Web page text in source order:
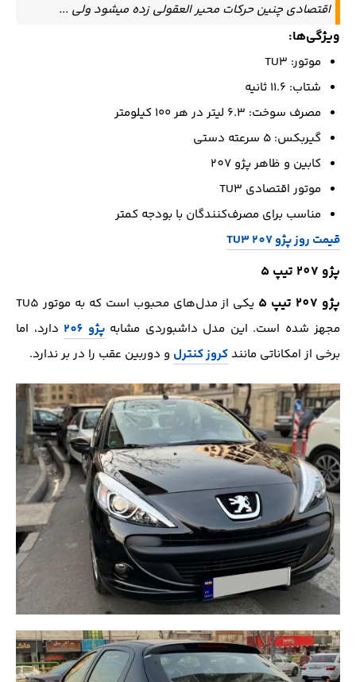
اقتصادی چنین حرکات محیر العقولی زده میشود ولی ...
ویژگی‌ها:
موتور: TU3
شتاب: ۱۱.۶ ثانیه
مصرف سوخت: ۶.۳ لیتر در هر ۱۰۰ کیلومتر
گیربکس: ۵ سرعته دستی
کابین و ظاهر پژو 207
موتور اقتصادی TU3
مناسب برای مصرف‌کنندگان با بودجه کمتر
قیمت روز پژو 207 TU3
پژو 207 تیپ 5
پژو 207 تیپ 5
یکی از مدل‌های محبوب است که به موتور TU5
مجهز شده است. این مدل داشبوردی مشابهپژو 206
دارد، اما
برخی از امکاناتی مانندکروز کنترل و دوربین عقب را در بر ندارد.